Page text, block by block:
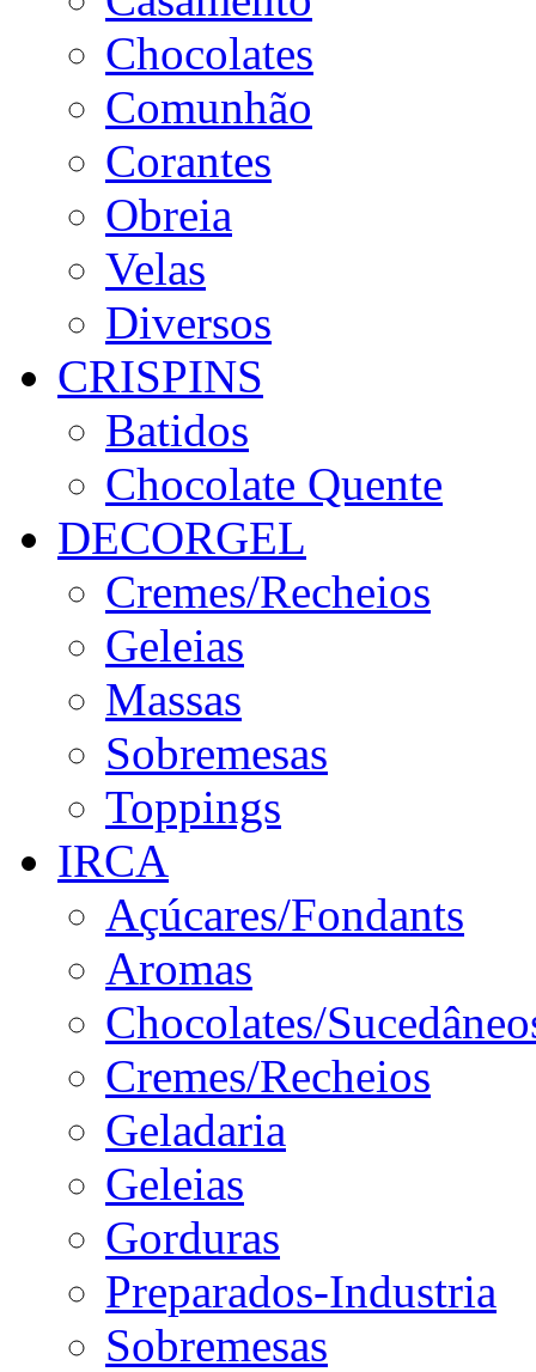
Chocolates
Comunhão
Corantes
Obreia
Velas
Diversos
CRISPINS
Batidos
Chocolate Quente
DECORGEL
Cremes/Recheios
Geleias
Massas
Sobremesas
Toppings
IRCA
Açúcares/Fondants
Aromas
Chocolates/
Cremes/Recheios
Geladaria
Geleias
Gorduras
Preparados-Industria
Sobremesas